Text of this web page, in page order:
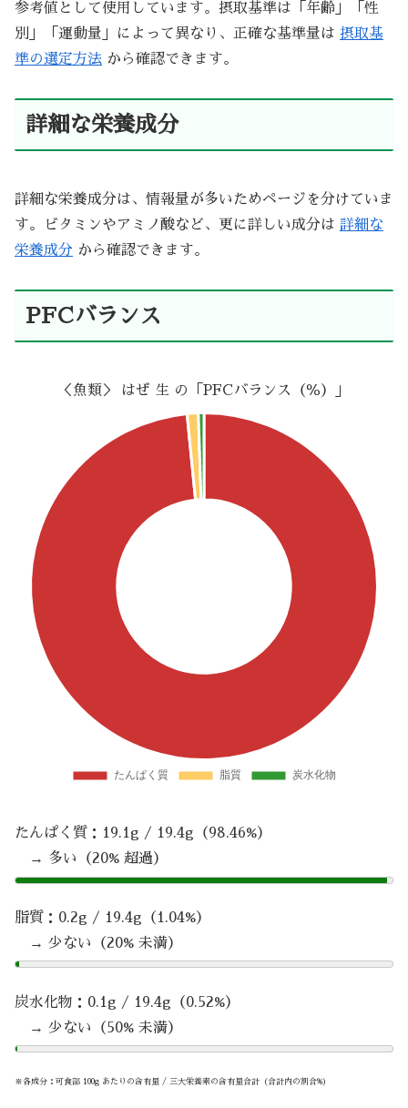
参考値として使用しています。摂取基準は「年齢」「性
別」「運動量」によって異なり、正確な基準量は 摂取基
準の選定方法 から確認できます。
詳細な栄養成分
詳細な栄養成分は、情報量が多いためページを分けていま
す。ビタミンやアミノ酸など、更に詳しい成分は 詳細な
栄養成分 から確認できます。
PFCバランス
＜魚類＞ はぜ 生 の「PFCバランス（％）」
たんぱく質：19.1g / 19.4g（98.46%）
→ 多い（20% 超過）
脂質：0.2g / 19.4g（1.04%）
→ 少ない（20% 未満）
炭水化物：0.1g / 19.4g（0.52%）
→ 少ない（50% 未満）
※各成分：可食部 100g あたりの含有量 / 三大栄養素の含有量合計（合計内の割合%）